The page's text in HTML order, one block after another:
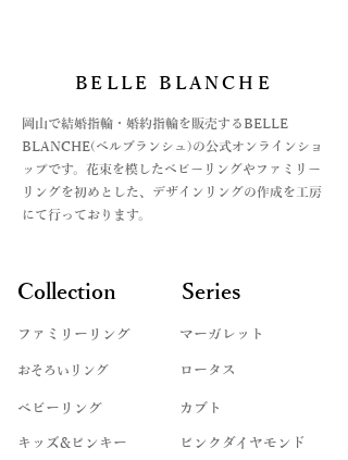
BELLE BLANCHE
​岡山で結婚指輪・婚約指輪を販売するBELLE
BLANCHE(ベルブランシュ)の公式オンラインショ
ップです。花束を模したベビーリングやファミリー
リングを初めとした、デザインリングの作成を工房
にて行っております。
Collection Series
ファミリーリング マーガレット
​おそろいリング ロータス
ベビーリング カブト
キッズ&ピンキー ピンクダイヤモンド